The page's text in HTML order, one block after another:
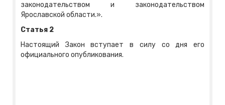
законодательством и законодательством
Ярославской области.».
Статья 2
Настоящий Закон вступает в силу со дня его
официального опубликования.